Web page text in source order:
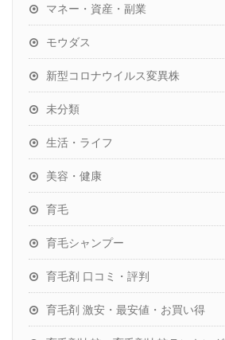
マネー・資産・副業
モウダス
新型コロナウイルス変異株
未分類
生活・ライフ
美容・健康
育毛
育毛シャンプー
育毛剤 口コミ・評判
育毛剤 激安・最安値・お買い得